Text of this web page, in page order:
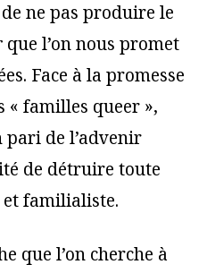
ne pas produire le
que l’on nous promet
Face à la promesse
« familles queer »,
de l’advenir
de détruire toute
familialiste.
que l’on cherche à